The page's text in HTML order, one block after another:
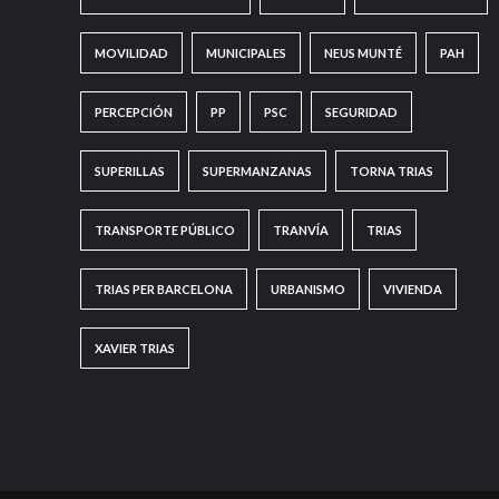
MOVILIDAD MUNICIPALES NEUS MUNTÉ PAH
PERCEPCIÓN PP PSC SEGURIDAD
SUPERILLAS SUPERMANZANAS TORNA TRIAS
TRANSPORTE PÚBLICO TRANVÍA TRIAS
TRIAS PER BARCELONA URBANISMO VIVIENDA
XAVIER TRIAS